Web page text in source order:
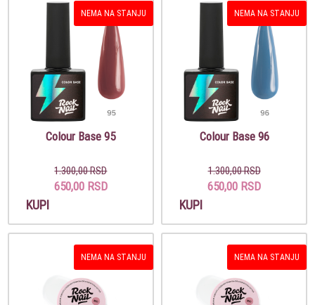
NEMA NA STANJU
Colour Base 95
1.300,00 RSD
650,00 RSD
KUPI
NEMA NA STANJU
Colour Base 96
1.300,00 RSD
650,00 RSD
KUPI
NEMA NA STANJU NEMA NA STANJU